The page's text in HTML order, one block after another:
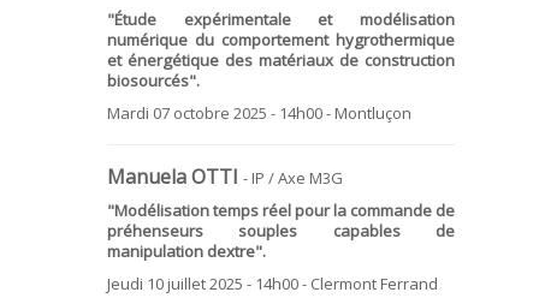
"Étude expérimentale et modélisation
numérique du comportement hygrothermique
et énergétique des matériaux de construction
biosourcés".
Mardi 07 octobre 2025 - 14h00 - Montluçon
Manuela OTTI - IP / Axe M3G
"Modélisation temps réel pour la commande de
préhenseurs souples capables de
manipulation dextre".
Jeudi 10 juillet 2025 - 14h00 - Clermont Ferrand